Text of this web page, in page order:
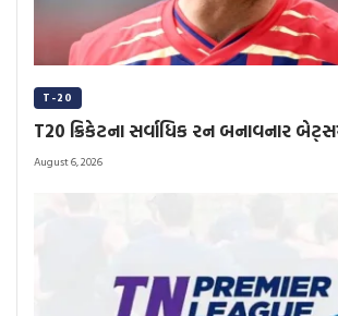
T-20
T20 ક્રિકેટના સર્વાધિક રન બનાવનાર
August 6, 2026